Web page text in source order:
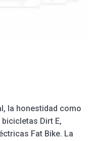
la honestidad como
Dirt E,
Fat Bike. La